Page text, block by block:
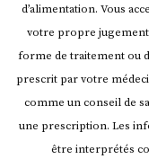
d’alimentation. Vous
votre propre
forme de traitement ou
prescrit par votre
comme un conseil de
une prescription. Les
être interprétés